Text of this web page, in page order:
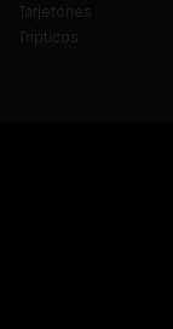
Tarjetones
Trípticos